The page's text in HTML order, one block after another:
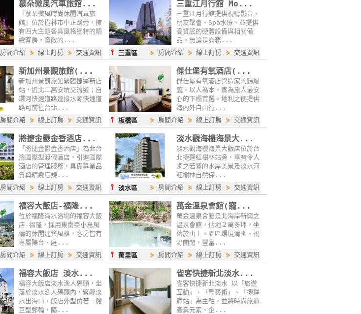
慕朵微風汽車旅館...
『慕朵微風時尚休閒汽車旅
館』位於樹林市中正路旁，擁
有四大主題各具風格獨特的精
緻客房，寬敞的...
房間介紹 ⋟ 線上訂房 ⋟ 交通資訊
三重江月行館 Mo...
三重江月行館提供視聽影音、
朋友聚會、Spa水療、並提供
高質感的硬體設備與相關備
品，無論是商務...
⫯ 三重區 ⋟ 房間介紹 ⋟ 線上訂房 ⋟ 交通資訊
新加州景觀旅館(...
新加州景觀旅館緊臨捷運新店
站，近北二高安坑交流道；自
環河快速道路連接水源快速道
路可前往台北...
房間介紹 ⋟ 線上訂房 ⋟ 交通資訊
傑仕堡有氧酒店(...
傑仕堡有氧酒店營造家的歸屬
感，以人為本，實為旅人最安
心的下榻首選。地利之便提供
海內外自由行...
⫯ 板橋區 ⋟ 房間介紹 ⋟ 線上訂房 ⋟ 交通資訊
將捷金鬱金香酒店...
「將捷金鬱金香酒店」為北台
灣國際型渡假酒店，引進國際
酒店的管理服務，具備專業品
質與精緻度規...
房間介紹 ⋟ 線上訂房 ⋟ 交通資訊
淡水觀海樓海景大...
淡水觀海樓海景大飯店位於台
北捷運紅樹林站旁，享有令人
趨之若鶩的水岸美景及淡水河
紅樹林自然保...
⫯ 淡水區 ⋟ 房間介紹 ⋟ 線上訂房 ⋟ 交通資訊
福容大飯店-福隆...
位於福隆海水浴場的福容大飯
店-福隆，採用東南亞小島風
情的休閒建築風格，客房皆有
專屬陽台、庭...
房間介紹 ⋟ 線上訂房 ⋟ 交通資訊
萬金溫泉會館(寵...
萬金溫泉會館是北海岸新興之
溫泉會館，佔地２萬多坪，坐
落於山上。園區環境清幽、視
野開闊，豐富...
⫯ 萬里區 ⋟ 房間介紹 ⋟ 線上訂房 ⋟ 交通資訊
福容大飯店 淡水...
福容大飯店淡水漁人碼頭，坐
落於淡水漁人碼頭內，緊鄰淡
水出海口，飯店外型仿若一艘
巨型郵輪，隨...
雀客快捷新北淡水...
雀客快捷新北淡水 以「旅遊
互動」、「輕藝術」、「捷運
驛站」為主軸，並將時尚旅遊
產業元素、企...